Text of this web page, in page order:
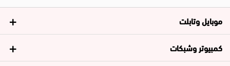
موبايل وتابلت
كمبيوتر وشبكات